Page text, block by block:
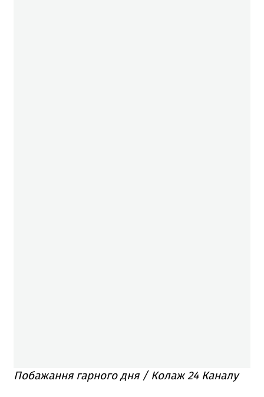
Побажання гарного дня / Колаж 24 Каналу